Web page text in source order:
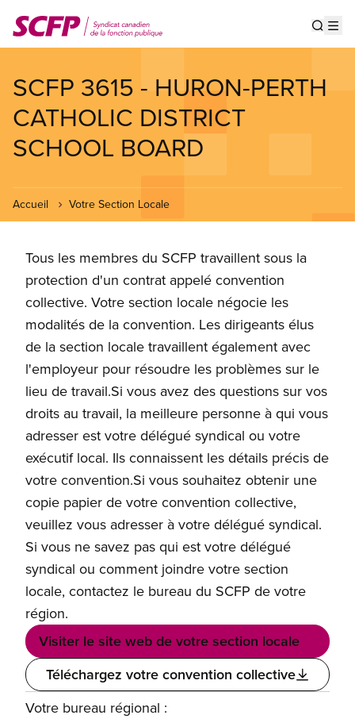
au
contenu
SCFP 3615 - HURON-PERTH
CATHOLIC DISTRICT
SCHOOL BOARD
Accueil Votre Section Locale
Tous les membres du SCFP travaillent sous la
protection d'un contrat appelé convention
collective. Votre section locale négocie les
modalités de la convention. Les dirigeants élus
de la section locale travaillent également avec
l'employeur pour résoudre les problèmes sur le
lieu de travail.Si vous avez des questions sur vos
droits au travail, la meilleure personne à qui vous
adresser est votre délégué syndical ou votre
exécutif local. Ils connaissent les détails précis de
votre convention.Si vous souhaitez obtenir une
copie papier de votre convention collective,
veuillez vous adresser à votre délégué syndical.
Si vous ne savez pas qui est votre délégué
syndical ou comment joindre votre section
locale, contactez le bureau du SCFP de votre
région.
Visiter le site web de votre section locale
Téléchargez votre convention collective
Votre bureau régional :